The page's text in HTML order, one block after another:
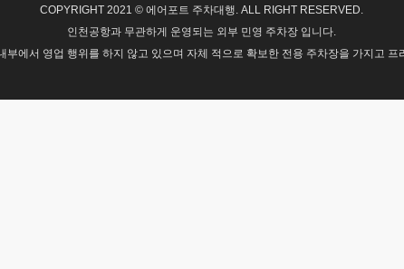
COPYRIGHT 2021 © 에어포트 주차대행. ALL RIGHT RESERVED.
인천공항과 무관하게 운영되는 외부 민영 주차장 입니다.
부에서 영업 행위를 하지 않고 있으며 자체 적으로 확보한 전용 주차장을 가지고